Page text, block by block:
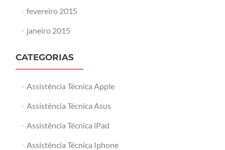
fevereiro 2015
janeiro 2015
CATEGORIAS
Assistência Técnica Apple
Assistência Técnica Asus
Assistência Técnica iPad
Assistência Técnica Iphone